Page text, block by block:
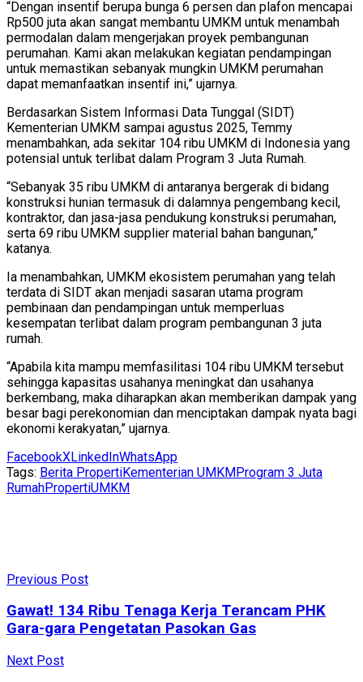
“Dengan insentif berupa bunga 6 persen dan plafon mencapai
Rp500 juta akan sangat membantu UMKM untuk menambah
permodalan dalam mengerjakan proyek pembangunan
perumahan. Kami akan melakukan kegiatan pendampingan
untuk memastikan sebanyak mungkin UMKM perumahan
dapat memanfaatkan insentif ini,” ujarnya.
Berdasarkan Sistem Informasi Data Tunggal (SIDT)
Kementerian UMKM sampai agustus 2025, Temmy
menambahkan, ada sekitar 104 ribu UMKM di Indonesia yang
potensial untuk terlibat dalam Program 3 Juta Rumah.
“Sebanyak 35 ribu UMKM di antaranya bergerak di bidang
konstruksi hunian termasuk di dalamnya pengembang kecil,
kontraktor, dan jasa-jasa pendukung konstruksi perumahan,
serta 69 ribu UMKM supplier material bahan bangunan,”
katanya.
Ia menambahkan, UMKM ekosistem perumahan yang telah
terdata di SIDT akan menjadi sasaran utama program
pembinaan dan pendampingan untuk memperluas
kesempatan terlibat dalam program pembangunan 3 juta
rumah.
“Apabila kita mampu memfasilitasi 104 ribu UMKM tersebut
sehingga kapasitas usahanya meningkat dan usahanya
berkembang, maka diharapkan akan memberikan dampak yang
besar bagi perekonomian dan menciptakan dampak nyata bagi
ekonomi kerakyatan,” ujarnya.
FacebookXLinkedInWhatsApp
Tags: Berita PropertiKementerian UMKMProgram 3 Juta
RumahPropertiUMKM
Previous Post
Gawat! 134 Ribu Tenaga Kerja Terancam PHK
Gara-gara Pengetatan Pasokan Gas
Next Post